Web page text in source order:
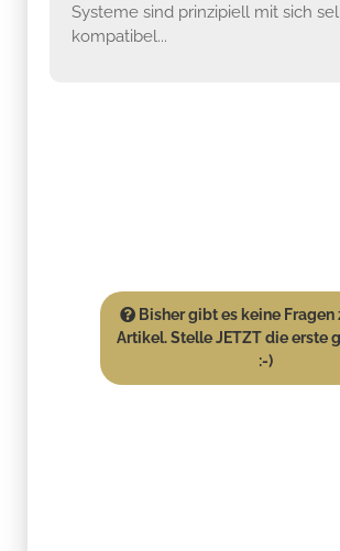
Systeme sind prinzipiell mit sich
kompatibel...
Bisher gibt es keine Fragen
Artikel. Stelle JETZT die erste
:-)